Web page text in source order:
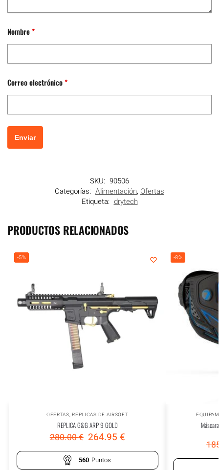
Nombre*
Correo electrónico*
SKU: 90506
Categorías: Alimentación, Ofertas
Etiqueta: drytech
PRODUCTOS RELACIONADOS
-5%
OFERTAS,REPLICAS DE AIRSOFT
REPLICA G&G ARP 9 GOLD
280.00€ 264.95 €
560 Puntos
-8%